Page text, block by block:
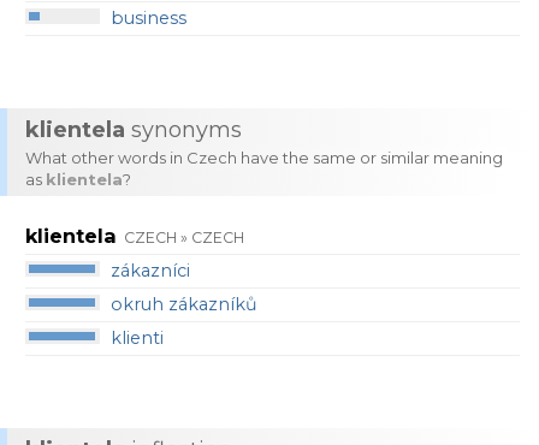
business
klientela synonyms
What other words in Czech have the same or similar meaning
as klientela?
klientela CZECH » CZECH
zákazníci
okruh zákazníků
klienti